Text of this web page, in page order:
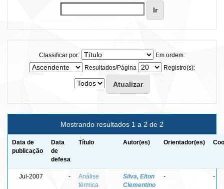
Classificar por:
Em ordem:
Resultados/Página
Registro(s):
Mostrando resultados 1 a 2 de 2
Data de
publicação
Data
de
defesa
Título Autor(es) Orientador(es)
Jul-2007 -
Análise
térmica
Silva, Elton
Clementino
- -